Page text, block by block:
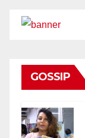
GOSSIP